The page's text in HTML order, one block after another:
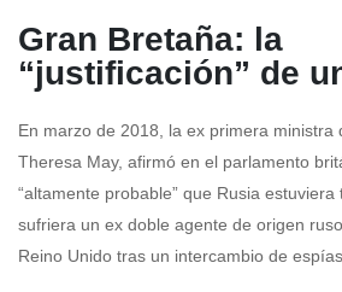
Gran Bretaña: la
“justificación” de
En marzo de 2018, la ex primera ministra
Theresa May, afirmó en el parlamento
“altamente probable” que Rusia
sufriera un ex doble agente de origen
Reino Unido tras un intercambio de